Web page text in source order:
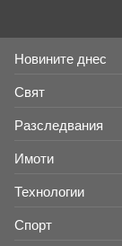
Новините днес
Свят
Разследвания
Имоти
Технологии
Спорт